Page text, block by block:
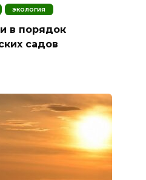
ЭКОЛОГИЯ
в порядок
садов